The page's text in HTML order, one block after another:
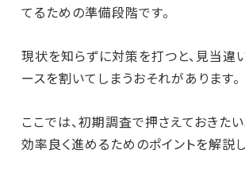
てるための準備段階です。
現状を知らずに対策を打つと、見当違
ースを割いてしまうおそれがあります。
ここでは、初期調査で押さえておきた
効率良く進めるためのポイントを解説し